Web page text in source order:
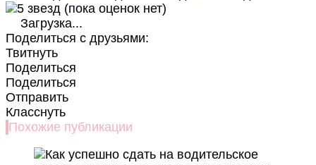
(пока оценок нет)
Загрузка...
Поделиться с друзьями:
Твитнуть
Поделиться
Поделиться
Отправить
Класснуть
Похожие публикации